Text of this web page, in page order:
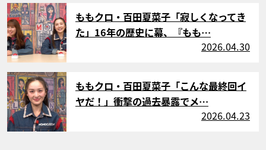
サムネイル
ももクロ・百田夏菜子「寂しくなってき
た」16年の歴史に幕、『もも…
2026.04.30
サムネイル
ももクロ・百田夏菜子「こんな最終回イ
ヤだ！」衝撃の過去暴露でメ…
2026.04.23